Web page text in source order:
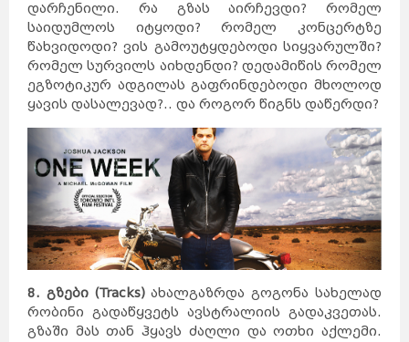
დარჩენილი. რა გზას აირჩევდი? რომელ
საიდუმლოს იტყოდი? რომელ კონცერტზე
წახვიდოდი? ვის გამოუტყდებოდი სიყვარულში?
რომელ სურვილს აიხდენდი? დედამიწის რომელ
ეგზოტიკურ ადგილას გაფრინდებოდი მხოლოდ
ყავის დასალევად?.. და როგორ წიგნს დაწერდი?
8. გზები (Tracks)ახალგაზრდა გოგონა სახელად
რობინი გადაწყვეტს ავსტრალიის გადაკვეთას.
გზაში მას თან ჰყავს ძაღლი და ოთხი აქლემი.